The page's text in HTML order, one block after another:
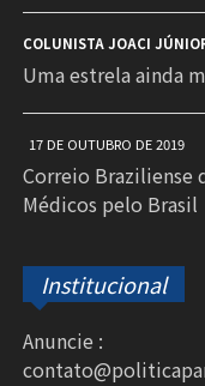
COLUNISTA JOACI
Uma estrela ainda
17 DE OUTUBRO DE 2019
Correio Braziliense
Médicos pelo Brasil
Institucional
Anuncie :